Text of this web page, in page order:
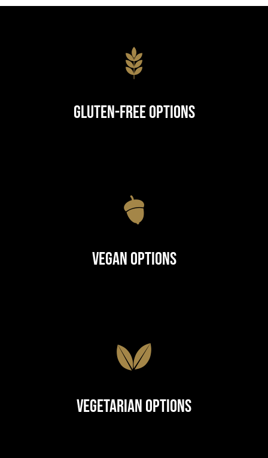
Gluten-Free Options
Vegan Options
Vegetarian Options